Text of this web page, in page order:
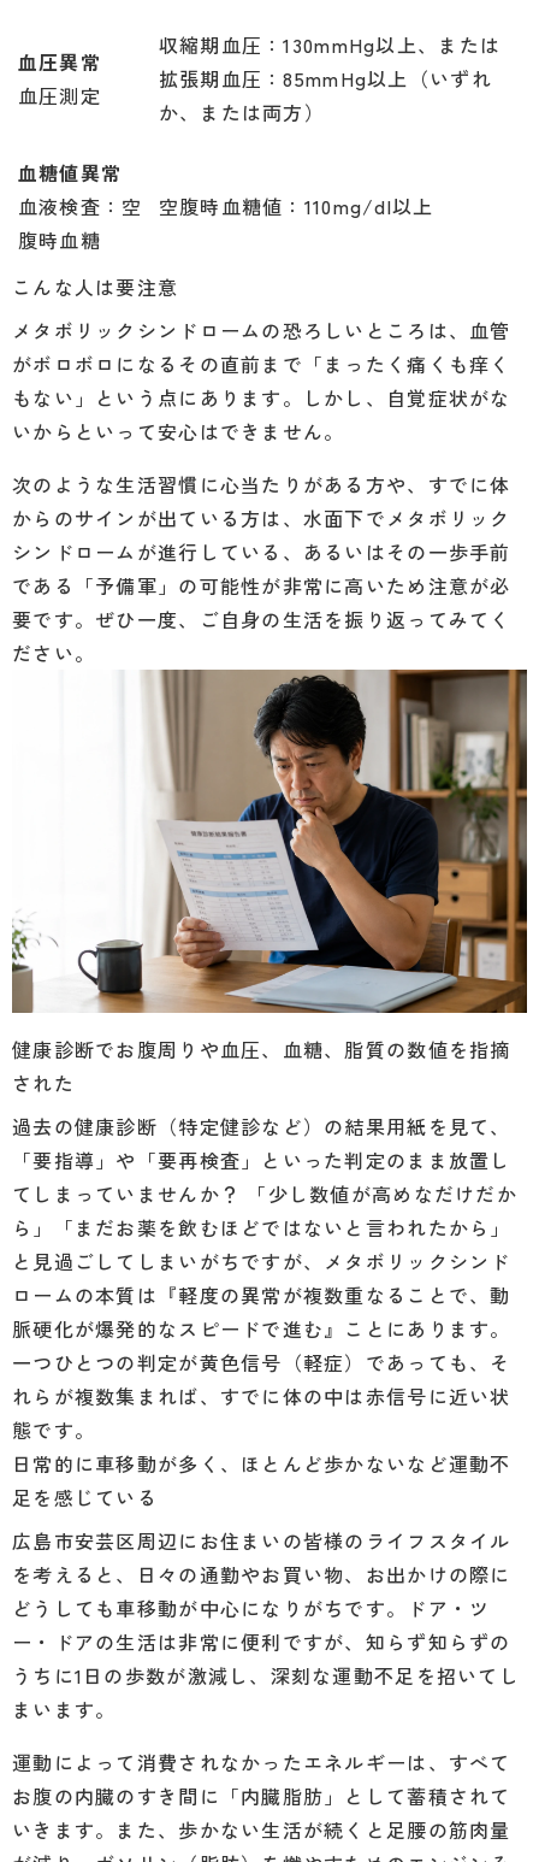
血圧異常
血圧測定
収縮期血圧：130mmHg以上、または
拡張期血圧：85mmHg以上（いずれ
か、または両方）
血糖値異常
血液検査：空
腹時血糖
空腹時血糖値：110mg/dl以上
こんな人は要注意
メタボリックシンドロームの恐ろしいところは、血管
がボロボロになるその直前まで「まったく痛くも痒く
もない」という点にあります。しかし、自覚症状がな
いからといって安心はできません。
次のような生活習慣に心当たりがある方や、すでに体
からのサインが出ている方は、水面下でメタボリック
シンドロームが進行している、あるいはその一歩手前
である「予備軍」の可能性が非常に高いため注意が必
要です。ぜひ一度、ご自身の生活を振り返ってみてく
ださい。
健康診断でお腹周りや血圧、血糖、脂質の数値を指摘
された
過去の健康診断（特定健診など）の結果用紙を見て、
「要指導」や「要再検査」といった判定のまま放置し
てしまっていませんか？ 「少し数値が高めなだけだか
ら」「まだお薬を飲むほどではないと言われたから」
と見過ごしてしまいがちですが、メタボリックシンド
ロームの本質は『軽度の異常が複数重なることで、動
脈硬化が爆発的なスピードで進む』ことにあります。
一つひとつの判定が黄色信号（軽症）であっても、そ
れらが複数集まれば、すでに体の中は赤信号に近い状
態です。
日常的に車移動が多く、ほとんど歩かないなど運動不
足を感じている
広島市安芸区周辺にお住まいの皆様のライフスタイル
を考えると、日々の通勤やお買い物、お出かけの際に
どうしても車移動が中心になりがちです。ドア・ツ
ー・ドアの生活は非常に便利ですが、知らず知らずの
うちに1日の歩数が激減し、深刻な運動不足を招いてし
まいます。
運動によって消費されなかったエネルギーは、すべて
お腹の内臓のすき間に「内臓脂肪」として蓄積されて
いきます。また、歩かない生活が続くと足腰の筋肉量